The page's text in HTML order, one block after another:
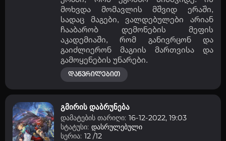
მოხვდა მომავლის მშვიდ ერაში,
სადაც მაგები, ვალდებულები არიან
ჩააბარობ დემონების მეფის
აკადემიაში, რომ განივრცონ და
გაიძლიერონ მაგიის მართვისა და
გამოყენების უნარები.
დაწვრილებით
გმირის დაბრუნება
დამატების თარიღი: 16-12-2022, 19:03
სტატუსი: დასრულებული
სერია: 12 /12